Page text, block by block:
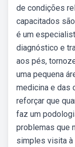
de condições
capacitados
é um
diagnóstico e
aos pés,
uma pequena
medicina e das
reforçar que
faz um
problemas que
simples visita à